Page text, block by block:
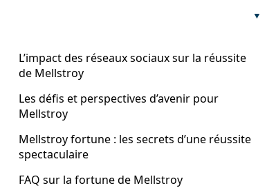
L’impact des réseaux sociaux sur la réussite
de Mellstroy
Les défis et perspectives d’avenir pour
Mellstroy
Mellstroy fortune : les secrets d’une réussite
spectaculaire
FAQ sur la fortune de Mellstroy